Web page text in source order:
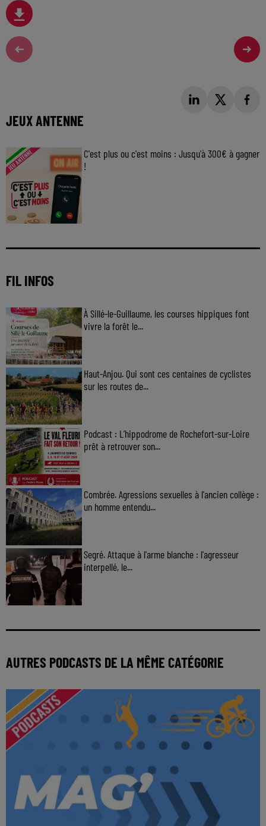
JEUX ANTENNE
C'est plus ou c'est moins : Jusqu'à 300€ à gagner
!
FIL INFOS
À Sillé-le-Guillaume, les courses hippiques font
vivre la forêt le...
Haut-Anjou. Qui sont ces centaines de cyclistes
sur les routes de...
Podcast : L’hippodrome de Rochefort-sur-Loire
prêt à retrouver son...
Combrée. Agressions sexuelles à l'ancien collège :
un homme entendu...
Segré. Attaque à l'arme blanche : l'agresseur
interpellé, le...
AUTRES PODCASTS DE LA MÊME CATÉGORIE